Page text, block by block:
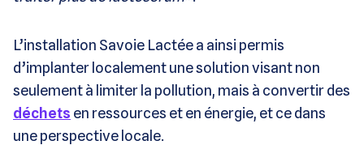
L’installation Savoie Lactée a ainsi permis
d’implanter localement une solution visant non
seulement à limiter la pollution, mais à convertir des
déchets en ressources et en énergie, et ce dans
une perspective locale.